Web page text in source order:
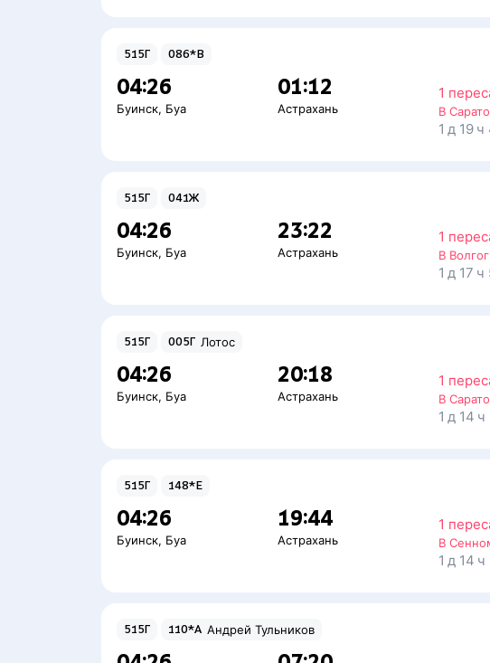
515Г 086*В
04:26
Буинск, Буа
01:12
Астрахань
1
В
1 д 19
515Г 041Ж
04:26
Буинск, Буа
23:22
Астрахань
1
В
1 д 17
515Г 005Г Лотос
04:26
Буинск, Буа
20:18
Астрахань
1
В
1 д 14
515Г 148*Е
04:26
Буинск, Буа
19:44
Астрахань
1
В
1 д 14
515Г 110*А Андрей Тульников